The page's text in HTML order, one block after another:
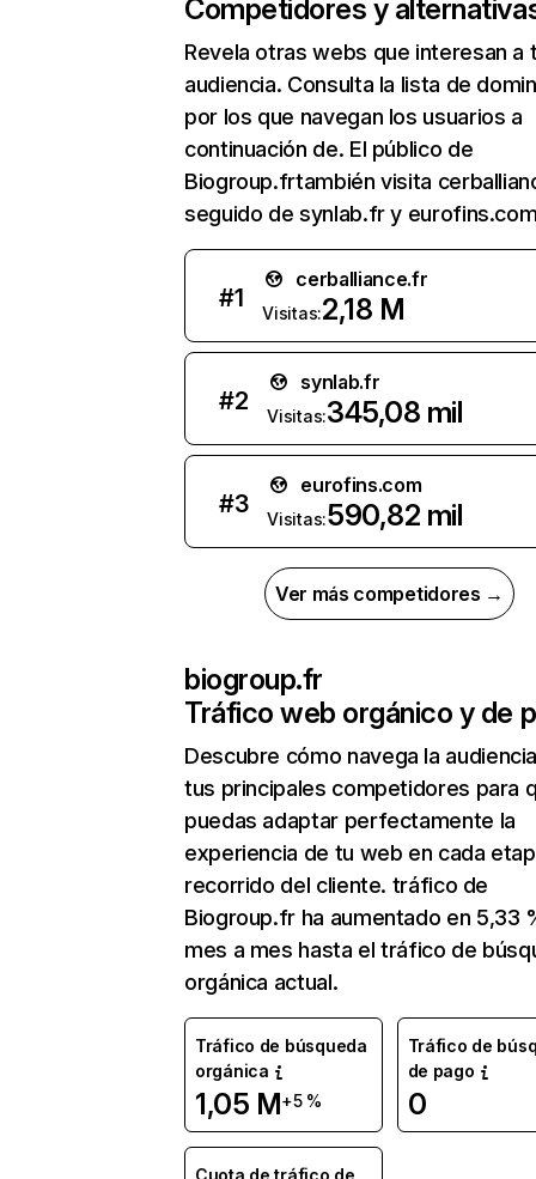
Competidores y
Revela otras webs que interesan a
audiencia. Consulta la lista de
por los que navegan los usuarios a
continuación de. El público de
Biogroup.frtambién visita
seguido de synlab.fr y
#1
cerballiance.fr
Visitas:2,18 M
#2
synlab.fr
Visitas:345,08 mil
#3
eurofins.com
Visitas:590,82 mil
Ver más competidores →
biogroup.fr
Tráfico web orgánico y de
Descubre cómo navega la
tus principales competidores para
puedas adaptar perfectamente la
experiencia de tu web en cada
recorrido del cliente. tráfico de
Biogroup.fr ha aumentado en 5,33
mes a mes hasta el tráfico de
orgánica actual.
Tráfico de búsqueda
orgánica
1,05 M+5 %
Tráfico de
de pago
0
Cuota de tráfico de